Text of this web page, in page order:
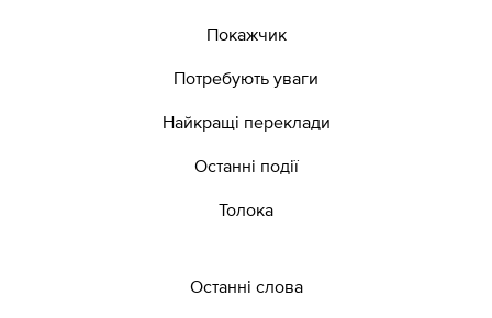
Покажчик
Потребують уваги
Найкращі переклади
Останні події
Толока
Останні слова